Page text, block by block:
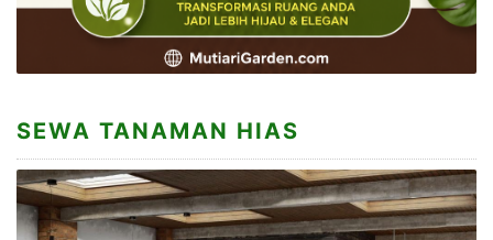
SEWA TANAMAN HIAS